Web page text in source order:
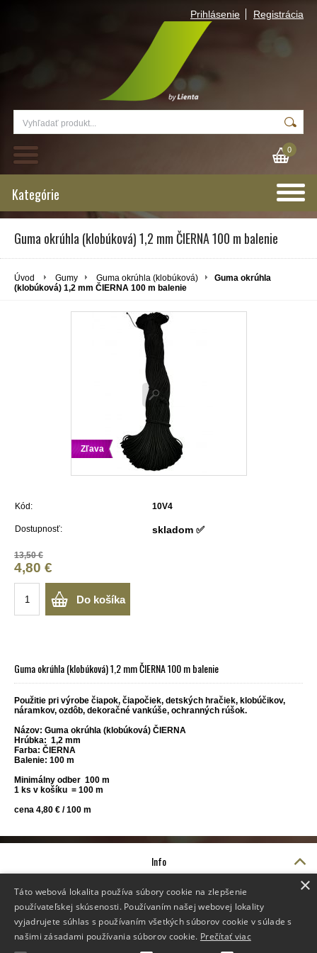
Prihlásenie Registrácia
0
Kategórie
Guma okrúhla (klobúková) 1,2 mm ČIERNA 100 m balenie
Úvod Gumy Guma okrúhla (klobúková)
Guma okrúhla
(klobúková) 1,2 mm ČIERNA 100 m balenie
Zľava
Kód: 10V4
Dostupnosť: skladom ✅
13,50 €
4,80 €
Do košíka
Guma okrúhla (klobúková) 1,2 mm ČIERNA 100 m balenie
Použitie pri výrobe čiapok, čiapočiek, detských hračiek, klobúčikov,
náramkov, ozdôb, dekoračné vankúše, ochranných rúšok.
Názov: Guma okrúhla (klobúková) ČIERNA
Hrúbka: 1,2 mm
Farba: ČIERNA
Balenie: 100 m
Minimálny odber 100 m
1 ks v košíku = 100 m
cena 4,80 € / 100 m
Info
Video návody
Suchý zips CENA
Doprava
Doprava
Reklamačné podmienky
×
Táto webová lokalita používa súbory cookie na zlepšenie
používateľskej skúsenosti. Používaním našej webovej lokality
vyjadrujete súhlas s používaním všetkých súborov cookie v súlade s
našimi zásadami používania súborov cookie. Prečítať viac